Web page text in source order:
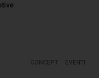
CONCEPT EVENTI